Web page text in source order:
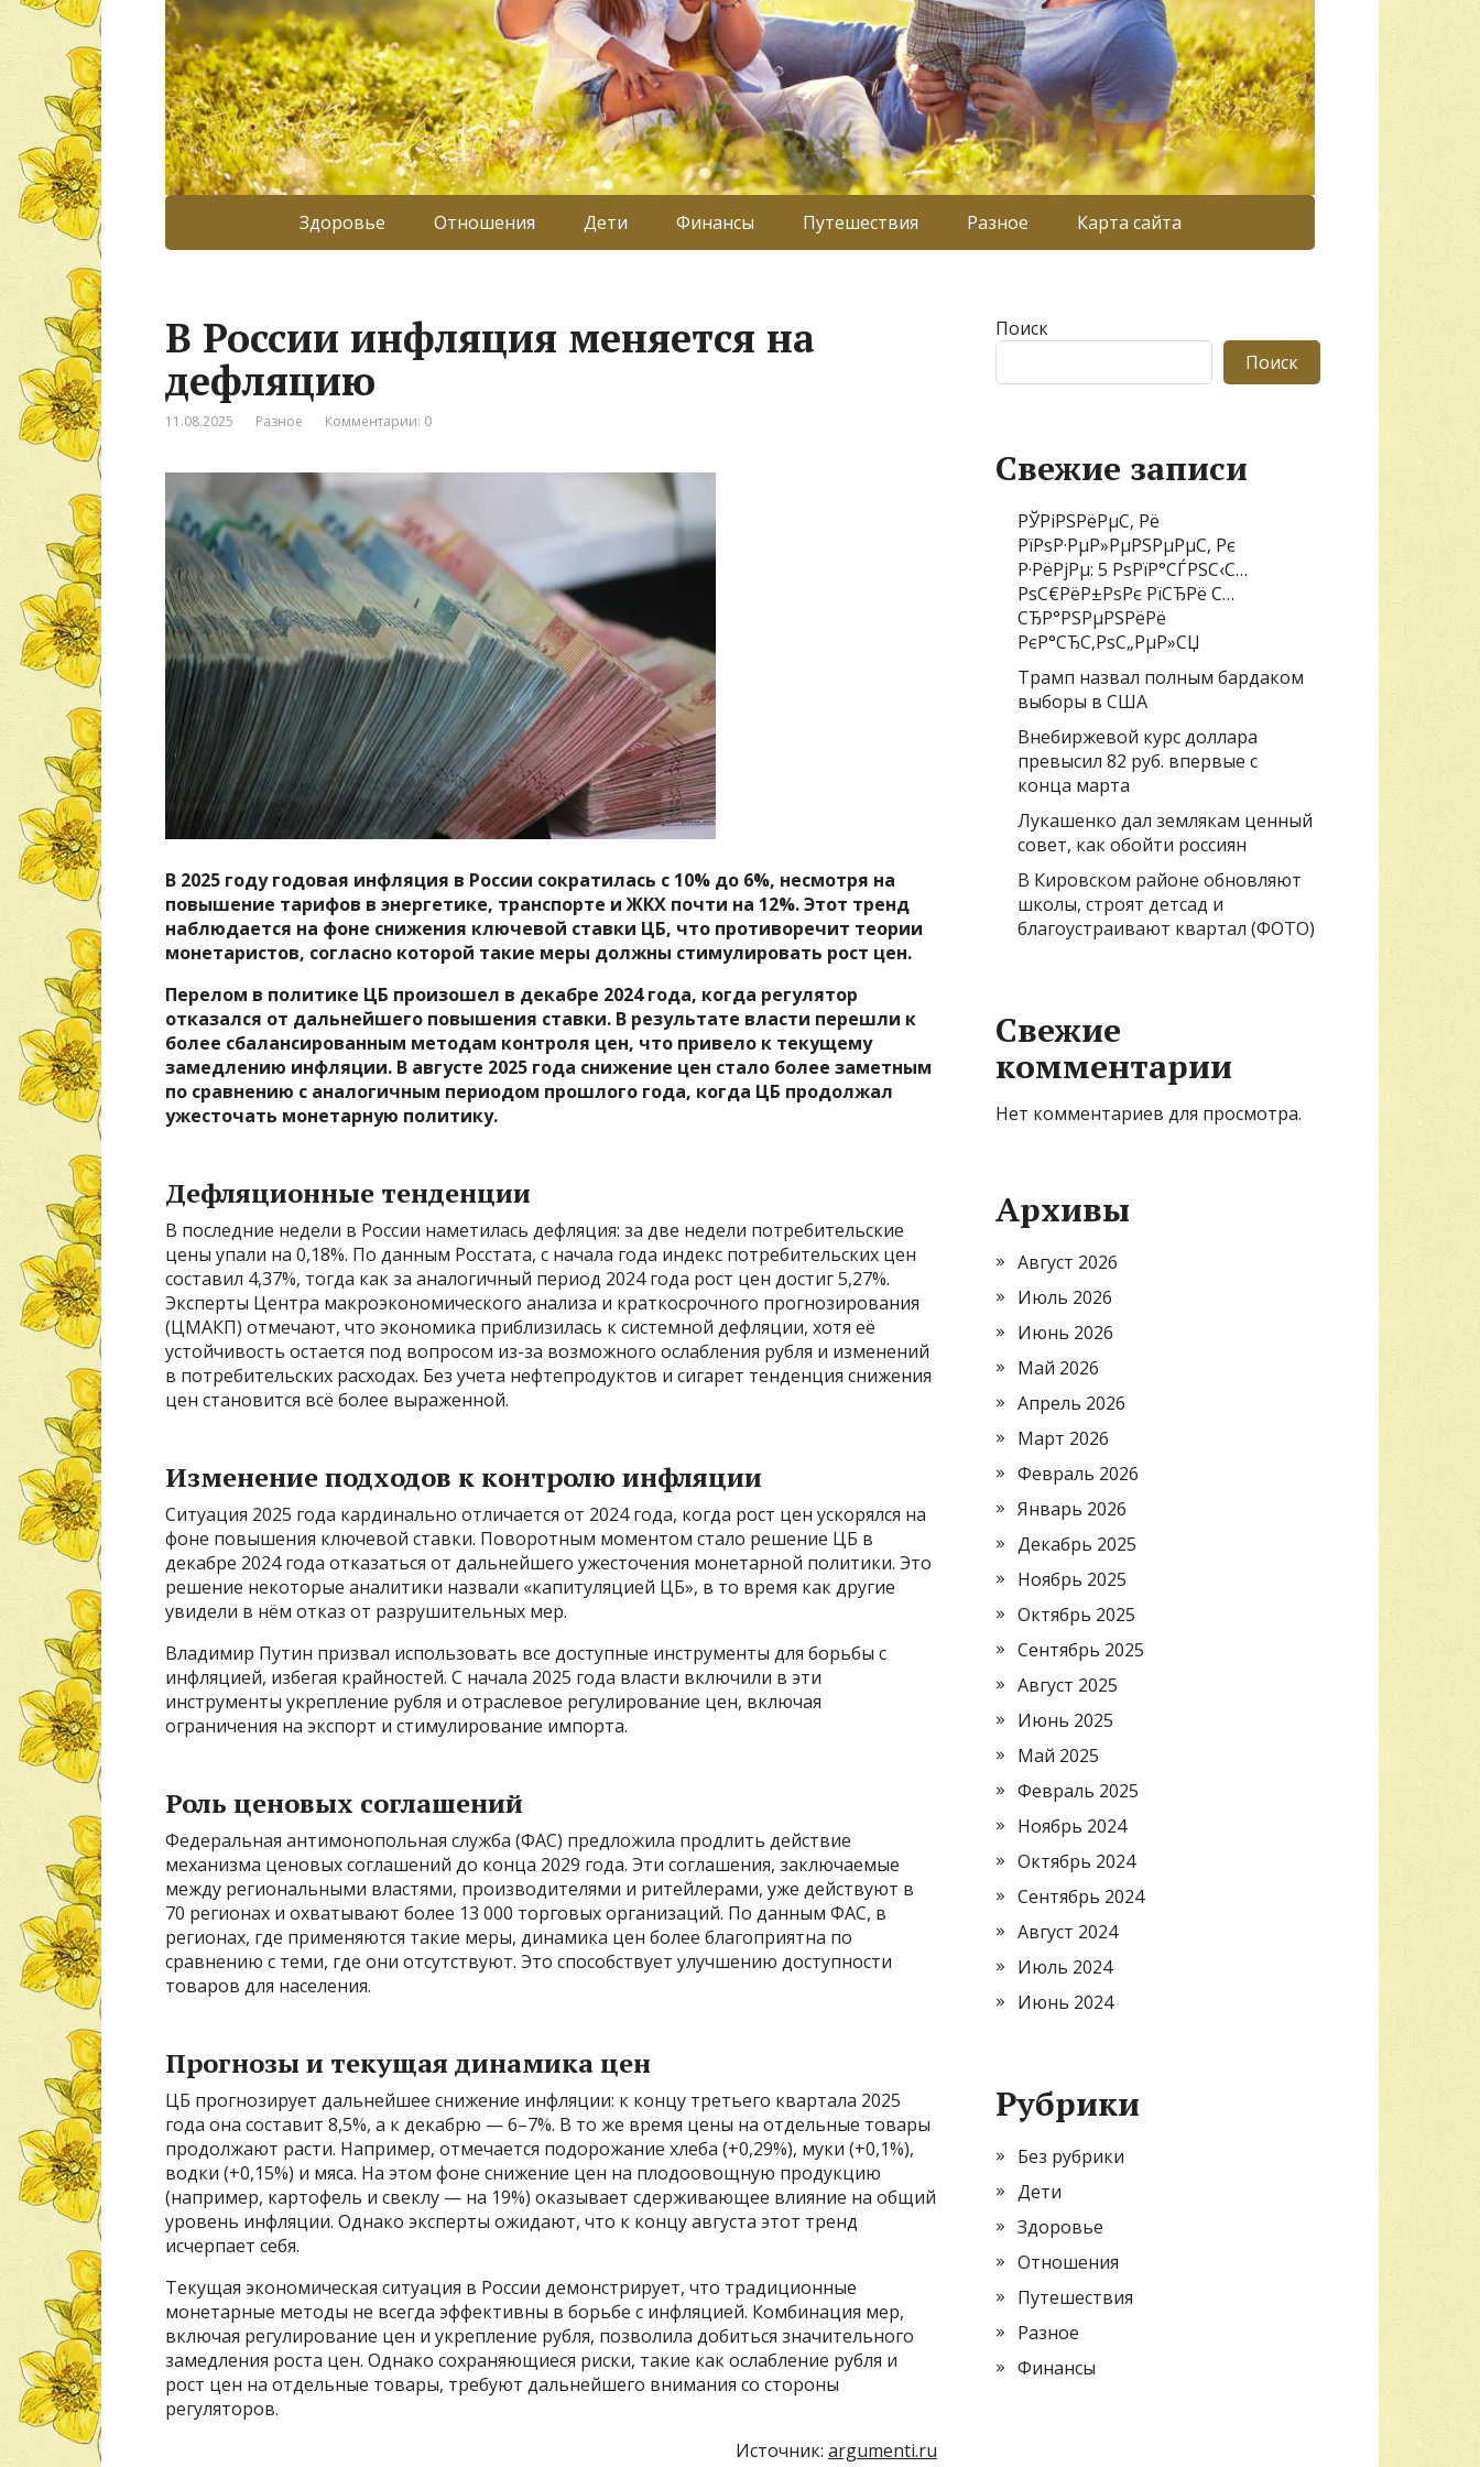
Здоровье Отношения Дети Финансы Путешествия Разное Карта сайта
В России инфляция меняется на
дефляцию
11.08.2025 Разное Комментарии: 0
В 2025 году годовая инфляция в России сократилась с 10% до 6%, несмотря на
повышение тарифов в энергетике, транспорте и ЖКХ почти на 12%. Этот тренд
наблюдается на фоне снижения ключевой ставки ЦБ, что противоречит теории
монетаристов, согласно которой такие меры должны стимулировать рост цен.
Перелом в политике ЦБ произошел в декабре 2024 года, когда регулятор
отказался от дальнейшего повышения ставки. В результате власти перешли к
более сбалансированным методам контроля цен, что привело к текущему
замедлению инфляции. В августе 2025 года снижение цен стало более заметным
по сравнению с аналогичным периодом прошлого года, когда ЦБ продолжал
ужесточать монетарную политику.
Дефляционные тенденции
В последние недели в России наметилась дефляция: за две недели потребительские
цены упали на 0,18%. По данным Росстата, с начала года индекс потребительских цен
составил 4,37%, тогда как за аналогичный период 2024 года рост цен достиг 5,27%.
Эксперты Центра макроэкономического анализа и краткосрочного прогнозирования
(ЦМАКП) отмечают, что экономика приблизилась к системной дефляции, хотя её
устойчивость остается под вопросом из-за возможного ослабления рубля и изменений
в потребительских расходах. Без учета нефтепродуктов и сигарет тенденция снижения
цен становится всё более выраженной.
Изменение подходов к контролю инфляции
Ситуация 2025 года кардинально отличается от 2024 года, когда рост цен ускорялся на
фоне повышения ключевой ставки. Поворотным моментом стало решение ЦБ в
декабре 2024 года отказаться от дальнейшего ужесточения монетарной политики. Это
решение некоторые аналитики назвали «капитуляцией ЦБ», в то время как другие
увидели в нём отказ от разрушительных мер.
Владимир Путин призвал использовать все доступные инструменты для борьбы с
инфляцией, избегая крайностей. С начала 2025 года власти включили в эти
инструменты укрепление рубля и отраслевое регулирование цен, включая
ограничения на экспорт и стимулирование импорта.
Роль ценовых соглашений
Федеральная антимонопольная служба (ФАС) предложила продлить действие
механизма ценовых соглашений до конца 2029 года. Эти соглашения, заключаемые
между региональными властями, производителями и ритейлерами, уже действуют в
70 регионах и охватывают более 13 000 торговых организаций. По данным ФАС, в
регионах, где применяются такие меры, динамика цен более благоприятна по
сравнению с теми, где они отсутствуют. Это способствует улучшению доступности
товаров для населения.
Прогнозы и текущая динамика цен
ЦБ прогнозирует дальнейшее снижение инфляции: к концу третьего квартала 2025
года она составит 8,5%, а к декабрю — 6–7%. В то же время цены на отдельные товары
продолжают расти. Например, отмечается подорожание хлеба (+0,29%), муки (+0,1%),
водки (+0,15%) и мяса. На этом фоне снижение цен на плодоовощную продукцию
(например, картофель и свеклу — на 19%) оказывает сдерживающее влияние на общий
уровень инфляции. Однако эксперты ожидают, что к концу августа этот тренд
исчерпает себя.
Текущая экономическая ситуация в России демонстрирует, что традиционные
монетарные методы не всегда эффективны в борьбе с инфляцией. Комбинация мер,
включая регулирование цен и укрепление рубля, позволила добиться значительного
замедления роста цен. Однако сохраняющиеся риски, такие как ослабление рубля и
рост цен на отдельные товары, требуют дальнейшего внимания со стороны
регуляторов.
Источник: argumenti.ru
Поиск
Поиск
Свежие записи
РЎРіРЅРёРµС‚ Рё
РїРѕР·РµР»РµРЅРµРµС‚ Рє
Р·РёРјРµ: 5 РѕРїР°СЃРЅС‹С…
РѕС€РёР±РѕРє РїСЂРё С…
СЂР°РЅРµРЅРёРё
РєР°СЂС‚РѕС„РµР»СЏ
Трамп назвал полным бардаком
выборы в США
Внебиржевой курс доллара
превысил 82 руб. впервые с
конца марта
Лукашенко дал землякам ценный
совет, как обойти россиян
В Кировском районе обновляют
школы, строят детсад и
благоустраивают квартал (ФОТО)
Свежие
комментарии
Нет комментариев для просмотра.
Архивы
Август 2026
Июль 2026
Июнь 2026
Май 2026
Апрель 2026
Март 2026
Февраль 2026
Январь 2026
Декабрь 2025
Ноябрь 2025
Октябрь 2025
Сентябрь 2025
Август 2025
Июнь 2025
Май 2025
Февраль 2025
Ноябрь 2024
Октябрь 2024
Сентябрь 2024
Август 2024
Июль 2024
Июнь 2024
Рубрики
Без рубрики
Дети
Здоровье
Отношения
Путешествия
Разное
Финансы